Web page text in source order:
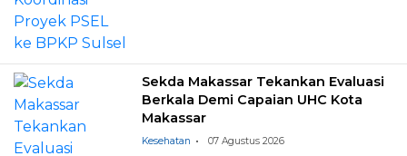
Sekda Makassar Tekankan Evaluasi
Berkala Demi Capaian UHC Kota
Makassar
Kesehatan 07 Agustus 2026